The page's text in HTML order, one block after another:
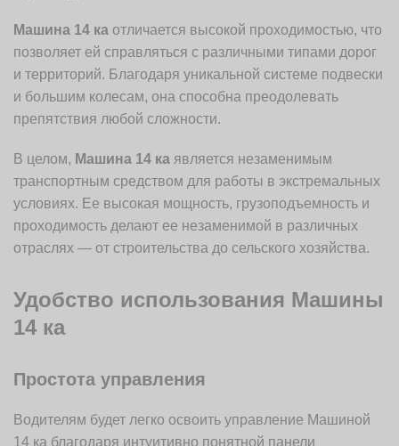
Машина 14 ка отличается высокой проходимостью, что
позволяет ей справляться с различными типами дорог
и территорий. Благодаря уникальной системе подвески
и большим колесам, она способна преодолевать
препятствия любой сложности.
В целом, Машина 14 ка является незаменимым
транспортным средством для работы в экстремальных
условиях. Ее высокая мощность, грузоподъемность и
проходимость делают ее незаменимой в различных
отраслях — от строительства до сельского хозяйства.
Удобство использования Машины
14 ка
Простота управления
Водителям будет легко освоить управление Машиной
14 ка благодаря интуитивно понятной панели